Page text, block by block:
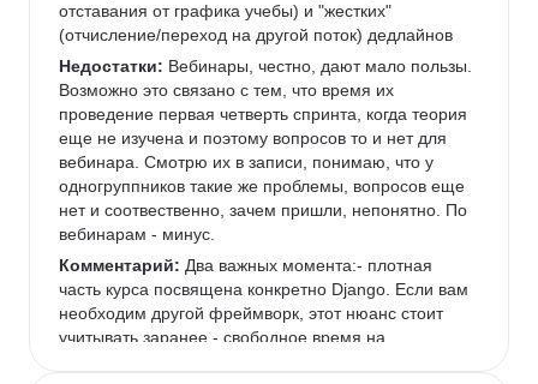
отставания от графика учебы) и "жестких"
(отчисление/переход на другой поток) дедлайнов
Недостатки: Вебинары, честно, дают мало пользы.
Возможно это связано с тем, что время их
проведение первая четверть спринта, когда теория
еще не изучена и поэтому вопросов то и нет для
вебинара. Смотрю их в записи, понимаю, что у
одногруппников такие же проблемы, вопросов еще
нет и соотвественно, зачем пришли, непонятно. По
вебинарам - минус.
Комментарий: Два важных момента:- плотная
часть курса посвящена конкретно Django. Если вам
необходим другой фреймворк, этот нюанс стоит
учитывать заранее.- свободное время на